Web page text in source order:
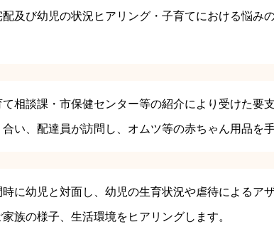
配及び幼児の状況ヒアリング・子育てにおける悩み
て相談課・市保健センター等の紹介により受けた要
合い、配達員が訪問し、オムツ等の赤ちゃん用品を
時に幼児と対面し、幼児の生育状況や虐待によるア
族の様子、生活環境をヒアリングします。